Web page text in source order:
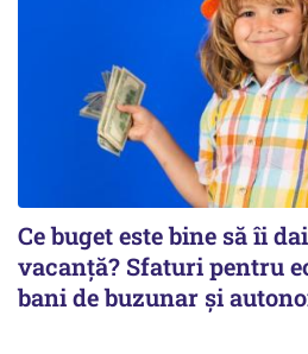
Ce buget este bine să îi
vacanță? Sfaturi pentru
bani de buzunar și